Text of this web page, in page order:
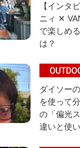
【インタ
ニィ ✕
で楽しめ
は？
ダイソー
を使って
の「偏光
違いと使